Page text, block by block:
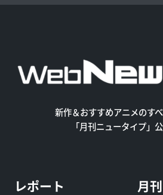
新作＆おすすめアニメのす
「月刊ニュータイプ」
レポート
月